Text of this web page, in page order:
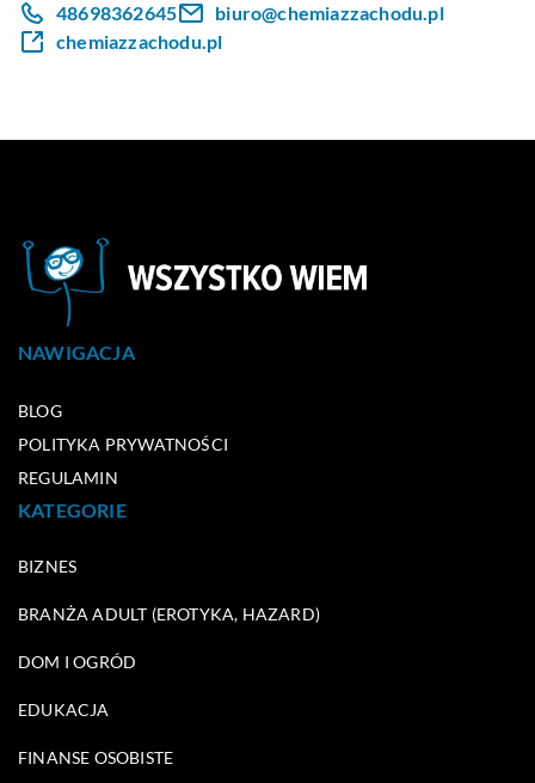
48698362645
biuro@chemiazzachodu.pl
chemiazzachodu.pl
NAWIGACJA
BLOG
POLITYKA PRYWATNOŚCI
REGULAMIN
KATEGORIE
BIZNES
BRANŻA ADULT (EROTYKA, HAZARD)
DOM I OGRÓD
EDUKACJA
FINANSE OSOBISTE